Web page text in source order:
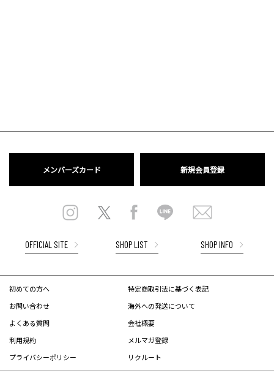
メンバーズカード 新規会員登録
OFFICIAL SITE SHOP LIST SHOP INFO
初めての方へ
お問い合わせ
よくある質問
利用規約
プライバシーポリシー
特定商取引法に基づく表記
海外への発送について
会社概要
メルマガ登録
リクルート